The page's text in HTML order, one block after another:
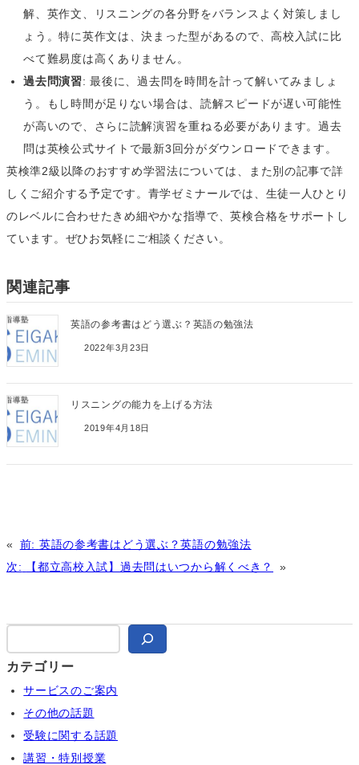
解、英作文、リスニングの各分野をバランスよく対策しまし
ょう。特に英作文は、決まった型があるので、高校入試に比
べて難易度は高くありません。
過去問演習: 最後に、過去問を時間を計って解いてみましょ
う。もし時間が足りない場合は、読解スピードが遅い可能性
が高いので、さらに読解演習を重ねる必要があります。過去
問は英検公式サイトで最新3回分がダウンロードできます。
英検準2級以降のおすすめ学習法については、また別の記事で詳
しくご紹介する予定です。青学ゼミナールでは、生徒一人ひとり
のレベルに合わせたきめ細やかな指導で、英検合格をサポートし
ています。ぜひお気軽にご相談ください。
関連記事
英語の参考書はどう選ぶ？英語の勉強法
2022年3月23日
リスニングの能力を上げる方法
2019年4月18日
« 前: 英語の参考書はどう選ぶ？英語の勉強法
次:
【都立高校入試】過去問はいつから解くべき？ »
索
カテゴリー
サービスのご案内
その他の話題
受験に関する話題
講習・特別授業